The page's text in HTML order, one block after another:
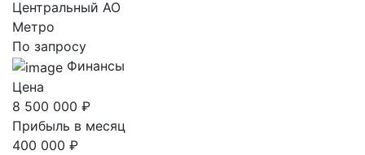
Центральный AO
Метро
По запросу
Финансы
Цена
8 500 000 ₽
Прибыль в месяц
400 000 ₽